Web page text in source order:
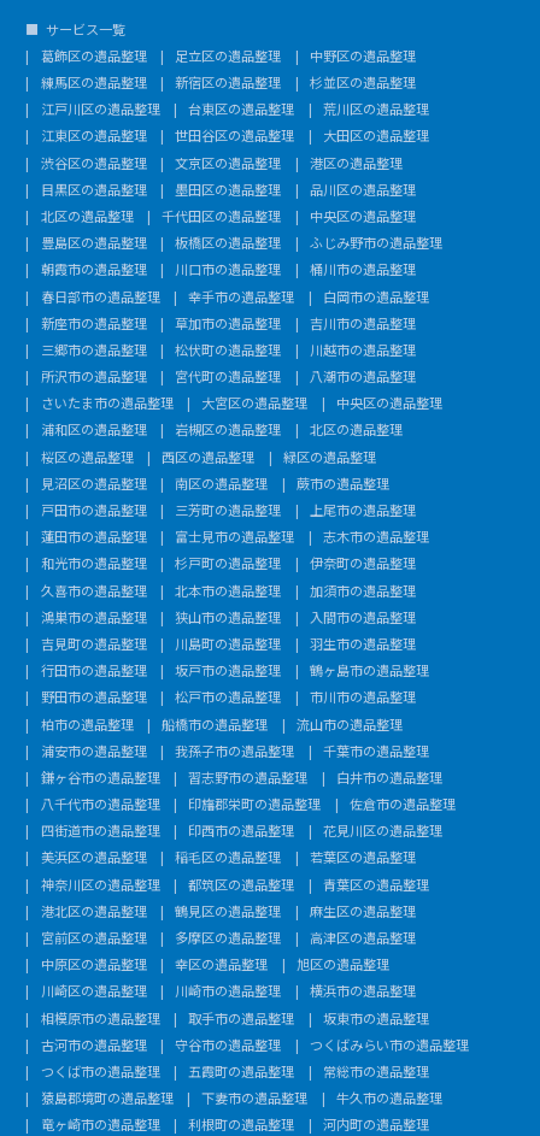
サービス一覧
葛飾区の遺品整理
足立区の遺品整理
中野区の遺品整理
練馬区の遺品整理
新宿区の遺品整理
杉並区の遺品整理
江戸川区の遺品整理
台東区の遺品整理
荒川区の遺品整理
江東区の遺品整理
世田谷区の遺品整理
大田区の遺品整理
渋谷区の遺品整理
文京区の遺品整理
港区の遺品整理
目黒区の遺品整理
墨田区の遺品整理
品川区の遺品整理
北区の遺品整理
千代田区の遺品整理
中央区の遺品整理
豊島区の遺品整理
板橋区の遺品整理
ふじみ野市の遺品整理
朝霞市の遺品整理
川口市の遺品整理
桶川市の遺品整理
春日部市の遺品整理
幸手市の遺品整理
白岡市の遺品整理
新座市の遺品整理
草加市の遺品整理
吉川市の遺品整理
三郷市の遺品整理
松伏町の遺品整理
川越市の遺品整理
所沢市の遺品整理
宮代町の遺品整理
八潮市の遺品整理
さいたま市の遺品整理
大宮区の遺品整理
中央区の遺品整理
浦和区の遺品整理
岩槻区の遺品整理
北区の遺品整理
桜区の遺品整理
西区の遺品整理
緑区の遺品整理
見沼区の遺品整理
南区の遺品整理
蕨市の遺品整理
戸田市の遺品整理
三芳町の遺品整理
上尾市の遺品整理
蓮田市の遺品整理
富士見市の遺品整理
志木市の遺品整理
和光市の遺品整理
杉戸町の遺品整理
伊奈町の遺品整理
久喜市の遺品整理
北本市の遺品整理
加須市の遺品整理
鴻巣市の遺品整理
狭山市の遺品整理
入間市の遺品整理
吉見町の遺品整理
川島町の遺品整理
羽生市の遺品整理
行田市の遺品整理
坂戸市の遺品整理
鶴ヶ島市の遺品整理
野田市の遺品整理
松戸市の遺品整理
市川市の遺品整理
柏市の遺品整理
船橋市の遺品整理
流山市の遺品整理
浦安市の遺品整理
我孫子市の遺品整理
千葉市の遺品整理
鎌ヶ谷市の遺品整理
習志野市の遺品整理
白井市の遺品整理
八千代市の遺品整理
印旛郡栄町の遺品整理
佐倉市の遺品整理
四街道市の遺品整理
印西市の遺品整理
花見川区の遺品整理
美浜区の遺品整理
稲毛区の遺品整理
若葉区の遺品整理
神奈川区の遺品整理
都筑区の遺品整理
青葉区の遺品整理
港北区の遺品整理
鶴見区の遺品整理
麻生区の遺品整理
宮前区の遺品整理
多摩区の遺品整理
高津区の遺品整理
中原区の遺品整理
幸区の遺品整理
旭区の遺品整理
川崎区の遺品整理
川崎市の遺品整理
横浜市の遺品整理
相模原市の遺品整理
取手市の遺品整理
坂東市の遺品整理
古河市の遺品整理
守谷市の遺品整理
つくばみらい市の遺品整理
つくば市の遺品整理
五霞町の遺品整理
常総市の遺品整理
猿島郡境町の遺品整理
下妻市の遺品整理
牛久市の遺品整理
竜ヶ崎市の遺品整理
利根町の遺品整理
河内町の遺品整理